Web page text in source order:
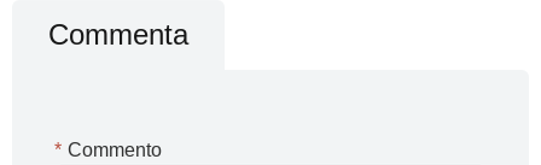
Commenta
Commento
*